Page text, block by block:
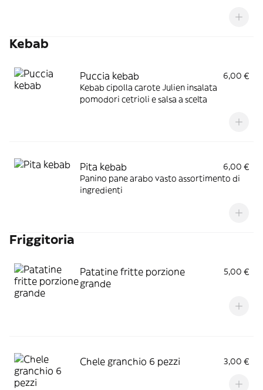
Kebab
Puccia kebab
6,00 €
Kebab cipolla carote Julien insalata
pomodori cetrioli e salsa a scelta
Pita kebab
6,00 €
Panino pane arabo vasto assortimento di
ingredienti
Friggitoria
Patatine fritte porzione
grande
5,00 €
Chele granchio 6 pezzi 3,00 €